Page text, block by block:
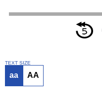
TEXT SIZE
aa AA